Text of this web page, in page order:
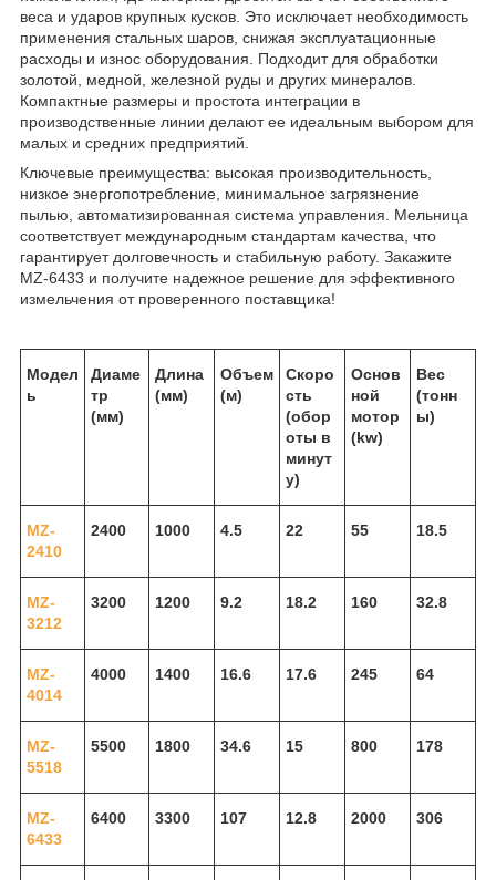
веса и ударов крупных кусков. Это исключает необходимость
применения стальных шаров, снижая эксплуатационные
расходы и износ оборудования. Подходит для обработки
золотой, медной, железной руды и других минералов.
Компактные размеры и простота интеграции в
производственные линии делают ее идеальным выбором для
малых и средних предприятий.
Ключевые преимущества: высокая производительность,
низкое энергопотребление, минимальное загрязнение
пылью, автоматизированная система управления. Мельница
соответствует международным стандартам качества, что
гарантирует долговечность и стабильную работу. Закажите
MZ-6433 и получите надежное решение для эффективного
измельчения от проверенного поставщика!
Модел
ь
Диаме
тр
(мм)
Длина
(мм)
Объем
(м)
Скоро
сть
(обор
оты в
минут
у)
Основ
ной
мотор
(kw)
Вес
(тонн
ы)
MZ-
2410
2400 1000 4.5 22 55 18.5
MZ-
3212
3200 1200 9.2 18.2 160 32.8
MZ-
4014
4000 1400 16.6 17.6 245 64
MZ-
5518
5500 1800 34.6 15 800 178
MZ-
6433
6400 3300 107 12.8 2000 306